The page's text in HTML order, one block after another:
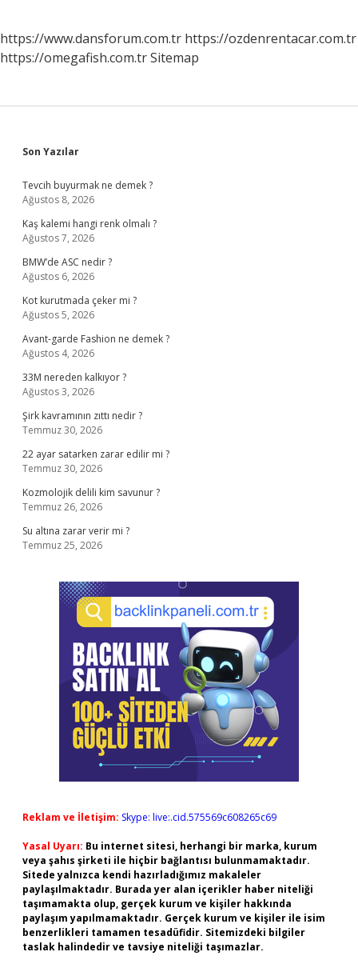
https://www.dansforum.com.tr https://ozdenrentacar.com.tr
https://omegafish.com.trSitemap
Sidebar
Son Yazılar
Tevcih buyurmak ne demek ?
Ağustos 8, 2026
Kaş kalemi hangi renk olmalı ?
Ağustos 7, 2026
BMW’de ASC nedir ?
Ağustos 6, 2026
Kot kurutmada çeker mi ?
Ağustos 5, 2026
Avant-garde Fashion ne demek ?
Ağustos 4, 2026
33M nereden kalkıyor ?
Ağustos 3, 2026
Şirk kavramının zıttı nedir ?
Temmuz 30, 2026
22 ayar satarken zarar edilir mi ?
Temmuz 30, 2026
Kozmolojik delili kim savunur ?
Temmuz 26, 2026
Su altına zarar verir mi ?
Temmuz 25, 2026
Reklam ve İletişim: Skype: live:.cid.575569c608265c69
Yasal Uyarı: Bu internet sitesi, herhangi bir marka, kurum
veya şahıs şirketi ile hiçbir bağlantısı bulunmamaktadır.
Sitede yalnızca kendi hazırladığımız makaleler
paylaşılmaktadır. Burada yer alan içerikler haber niteliği
taşımamakta olup, gerçek kurum ve kişiler hakkında
paylaşım yapılmamaktadır. Gerçek kurum ve kişiler ile isim
benzerlikleri tamamen tesadüfidir. Sitemizdeki bilgiler
taslak halindedir ve tavsiye niteliği taşımazlar.